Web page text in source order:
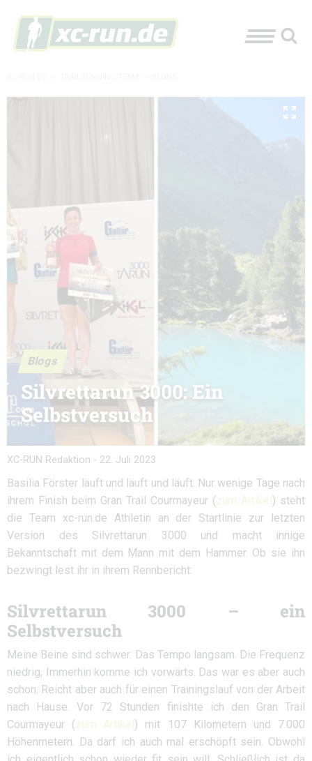
Blogs
Silvrettarun 3000: Ein
Selbstversuch
XC-RUN Redaktion - 22. Juli 2023
Basilia Förster läuft und läuft und läuft. Nur wenige Tage nach
ihrem Finish beim Gran Trail Courmayeur (zum Artikel) steht
die Team xc-run.de Athletin an der Startlinie zur letzten
Version des Silvrettarun 3000 und macht innige
Bekanntschaft mit dem Mann mit dem Hammer. Ob sie ihn
bezwingt lest ihr in ihrem Rennbericht:
Silvrettarun 3000 – ein
Selbstversuch
Meine Beine sind schwer. Das Tempo langsam. Die Frequenz
niedrig, Immerhin komme ich vorwärts. Das war es aber auch
schon. Reicht aber auch für einen Trainingslauf von der Arbeit
nach Hause. Vor 72 Stunden finishte ich den Gran Trail
Courmayeur (zum Artikel) mit 107 Kilometern und 7.000
Höhenmetern. Da darf ich auch mal erschöpft sein. Obwohl